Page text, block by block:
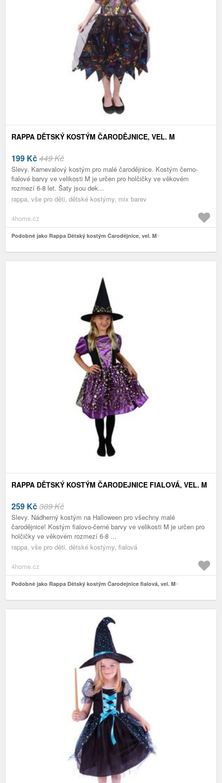
RAPPA DĚTSKÝ KOSTÝM ČARODĚJNICE, VEL. M
199 Kč449 Kč
Slevy. Karnevalový kostým pro malé čarodějnice. Kostým černo-
fialové barvy ve velikosti M je určen pro holčičky ve věkovém
rozmezí 6-8 let. Šaty jsou dek...
rappa, vše pro děti, dětské kostýmy, mix barev
4home.cz
Podobně jako Rappa Dětský kostým Čarodějnice, vel. M
RAPPA DĚTSKÝ KOSTÝM ČARODEJNICE FIALOVÁ, VEL. M
259 Kč389 Kč
Slevy. Nádherný kostým na Halloween pro všechny malé
čarodějnice! Kostým fialovo-černé barvy ve velikosti M je určen pro
holčičky ve věkovém rozmezí 6-8 ...
rappa, vše pro děti, dětské kostýmy, fialová
4home.cz
Podobně jako Rappa Dětský kostým Čarodejnice fialová, vel. M